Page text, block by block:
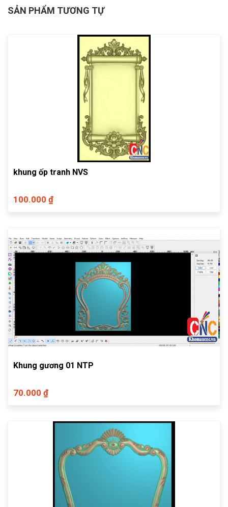
SẢN PHẨM TƯƠNG TỰ
khung ốp tranh NVS
100.000 ₫
Khung gương 01 NTP
70.000 ₫